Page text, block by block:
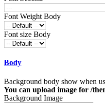
Font Weight Body
Font size Body
Body
Background body show when
You can upload image for /
Background Image